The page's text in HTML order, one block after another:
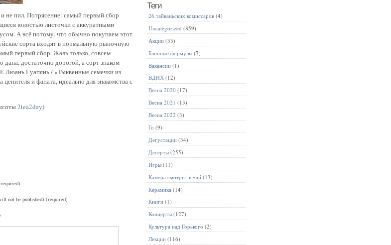
не пил. Потрясение: самый первый сбор
юностью листочки с аккуратными
А всё потому, что обычно покупаем этот
сорта входят в нормальную рыночную
первый сбор. Жаль только, совсем
достаточно дорогой, а сорт знаком
Е Люань Гуапянь / «Тыквенные семечки из
и фаната, идеально для знакомства с
2tea2day)
not be published) (required)
Теги
26 тайваньских комиссаров (4)
Uncategorized (859)
Акции (33)
Блинные формулы (7)
Вакансии (1)
ВДНХ (12)
Весна 2020 (17)
Весна 2021 (13)
Весна 2022 (3)
Го (9)
Дегустации (34)
Десерты (255)
Игры (11)
Камера смотрит в чай (13)
Керамика (14)
Книги (1)
Концерты (127)
Культура над Горького (2)
Лекции (116)